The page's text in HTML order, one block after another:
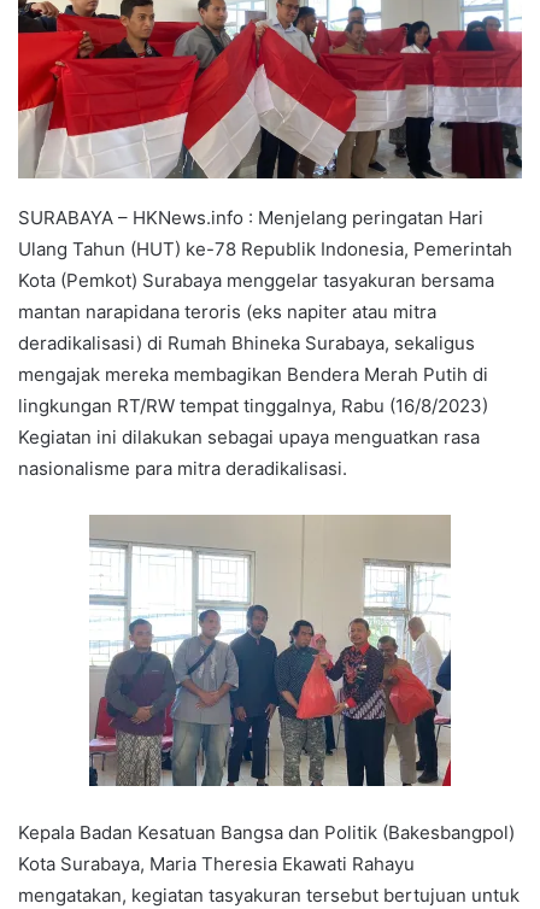
SURABAYA – HKNews.info : Menjelang peringatan Hari
Ulang Tahun (HUT) ke-78 Republik Indonesia, Pemerintah
Kota (Pemkot) Surabaya menggelar tasyakuran bersama
mantan narapidana teroris (eks napiter atau mitra
deradikalisasi) di Rumah Bhineka Surabaya, sekaligus
mengajak mereka membagikan Bendera Merah Putih di
lingkungan RT/RW tempat tinggalnya, Rabu (16/8/2023)
Kegiatan ini dilakukan sebagai upaya menguatkan rasa
nasionalisme para mitra deradikalisasi.
Kepala Badan Kesatuan Bangsa dan Politik (Bakesbangpol)
Kota Surabaya, Maria Theresia Ekawati Rahayu
mengatakan, kegiatan tasyakuran tersebut bertujuan untuk